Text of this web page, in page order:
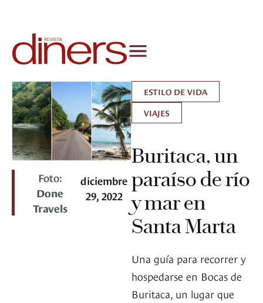
Foto:
Done
Travels
diciembre
29, 2022
ESTILO DE VIDA
VIAJES
Buritaca, un
paraíso de río
y mar en
Santa Marta
Una guía para recorrer y
hospedarse en Bocas de
Buritaca, un lugar que